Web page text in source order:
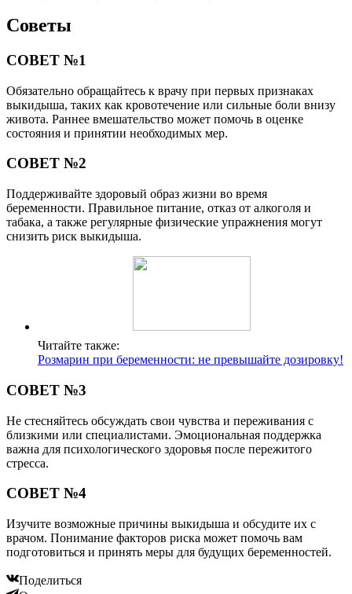
Советы
СОВЕТ №1
Обязательно обращайтесь к врачу при первых признаках
выкидыша, таких как кровотечение или сильные боли внизу
живота. Раннее вмешательство может помочь в оценке
состояния и принятии необходимых мер.
СОВЕТ №2
Поддерживайте здоровый образ жизни во время
беременности. Правильное питание, отказ от алкоголя и
табака, а также регулярные физические упражнения могут
снизить риск выкидыша.
Читайте также:
Розмарин при беременности: не превышайте дозировку!
СОВЕТ №3
Не стесняйтесь обсуждать свои чувства и переживания с
близкими или специалистами. Эмоциональная поддержка
важна для психологического здоровья после пережитого
стресса.
СОВЕТ №4
Изучите возможные причины выкидыша и обсудите их с
врачом. Понимание факторов риска может помочь вам
подготовиться и принять меры для будущих беременностей.
Поделиться